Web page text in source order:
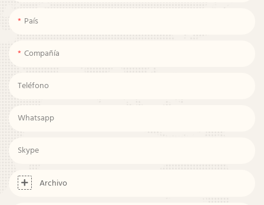
País
Compañía
Teléfono
Whatsapp
Skype
Archivo